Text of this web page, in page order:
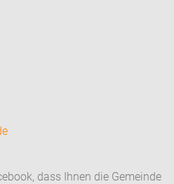
dass Ihnen die Gemeinde